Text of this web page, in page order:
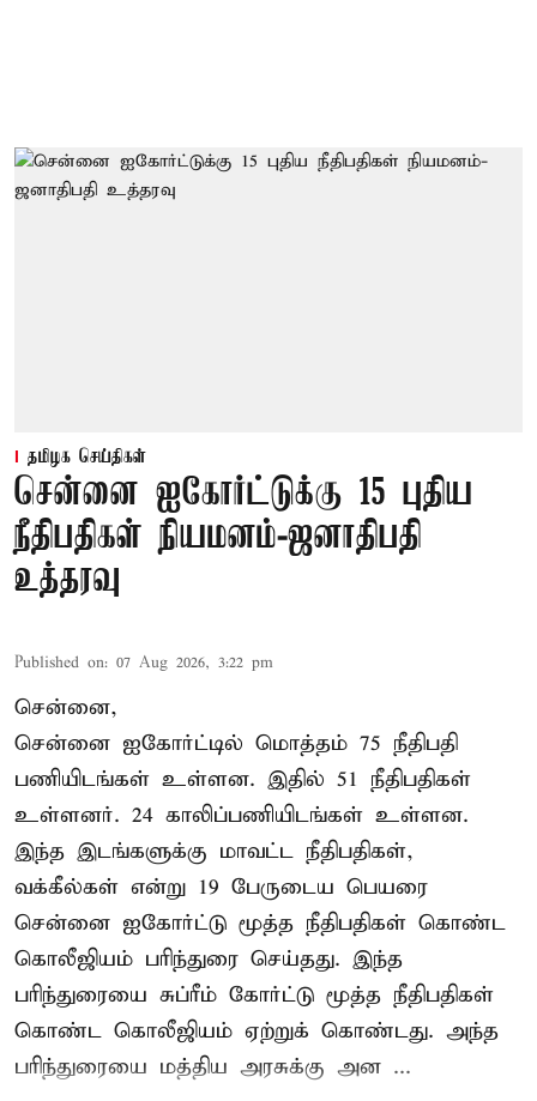
தமிழக செய்திகள்
சென்னை ஐகோர்ட்டுக்கு 15 புதிய
நீதிபதிகள் நியமனம்-ஜனாதிபதி
உத்தரவு
Published on: 07 Aug 2026, 3:22 pm
சென்னை,
சென்னை ஐகோர்ட்டில் மொத்தம் 75 நீதிபதி
பணியிடங்கள் உள்ளன. இதில் 51 நீதிபதிகள்
உள்ளனர். 24 காலிப்பணியிடங்கள் உள்ளன.
இந்த இடங்களுக்கு மாவட்ட நீதிபதிகள்,
வக்கீல்கள் என்று 19 பேருடைய பெயரை
சென்னை ஐகோர்ட்டு மூத்த நீதிபதிகள் கொண்ட
கொலீஜியம் பரிந்துரை செய்தது. இந்த
பரிந்துரையை சுப்ரீம் கோர்ட்டு மூத்த நீதிபதிகள்
கொண்ட கொலீஜியம் ஏற்றுக் கொண்டது. அந்த
பரிந்துரையை மத்திய அரசுக்கு அன ...